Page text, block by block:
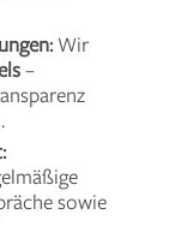
Wir
–
sowie